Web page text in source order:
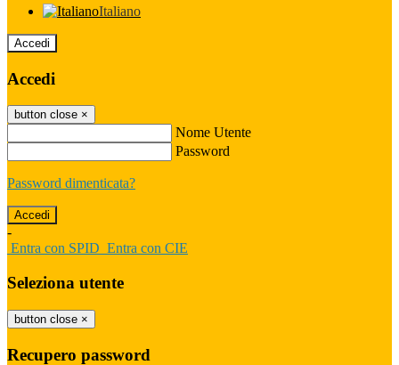
Italiano
Accedi
Accedi
button close ×
Nome Utente
Password
Password dimenticata?
-
Entra con SPID Entra con CIE
Seleziona utente
button close ×
Recupero password